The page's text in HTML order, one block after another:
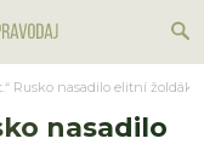
Rusko nasadilo elitní
nasadilo